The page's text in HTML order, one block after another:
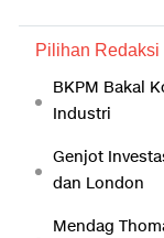
Pilihan Redaksi
BKPM Bakal
Industri
Genjot
dan London
Mendag